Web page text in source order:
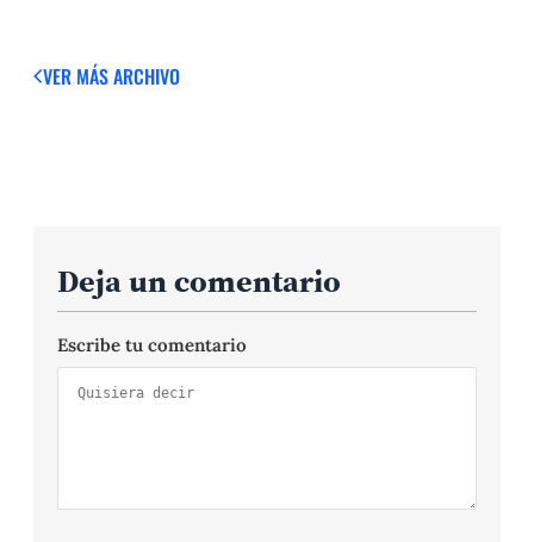
VER MÁSARCHIVO
Deja un comentario
Escribe tu comentario